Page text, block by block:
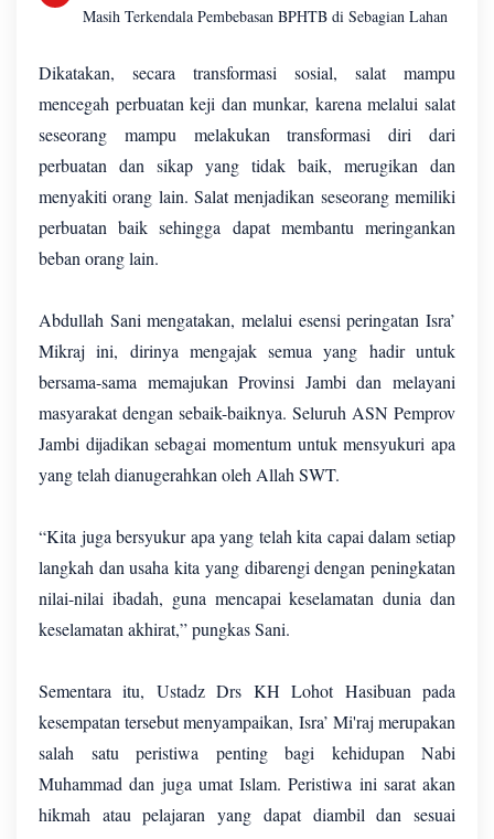
Masih Terkendala Pembebasan BPHTB di Sebagian Lahan
Dikatakan, secara transformasi sosial, salat mampu
mencegah perbuatan keji dan munkar, karena melalui salat
seseorang mampu melakukan transformasi diri dari
perbuatan dan sikap yang tidak baik, merugikan dan
menyakiti orang lain. Salat menjadikan seseorang memiliki
perbuatan baik sehingga dapat membantu meringankan
beban orang lain.
Abdullah Sani mengatakan, melalui esensi peringatan Isra’
Mikraj ini, dirinya mengajak semua yang hadir untuk
bersama-sama memajukan Provinsi Jambi dan melayani
masyarakat dengan sebaik-baiknya. Seluruh ASN Pemprov
Jambi dijadikan sebagai momentum untuk mensyukuri apa
yang telah dianugerahkan oleh Allah SWT.
“Kita juga bersyukur apa yang telah kita capai dalam setiap
langkah dan usaha kita yang dibarengi dengan peningkatan
nilai-nilai ibadah, guna mencapai keselamatan dunia dan
keselamatan akhirat,” pungkas Sani.
Sementara itu, Ustadz Drs KH Lohot Hasibuan pada
kesempatan tersebut menyampaikan, Isra’ Mi'raj merupakan
salah satu peristiwa penting bagi kehidupan Nabi
Muhammad dan juga umat Islam. Peristiwa ini sarat akan
hikmah atau pelajaran yang dapat diambil dan sesuai